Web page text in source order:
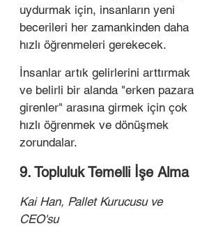
uydurmak için, insanların yeni
becerileri her zamankinden daha
hızlı öğrenmeleri gerekecek.
İnsanlar artık gelirlerini arttırmak
ve belirli bir alanda "erken pazara
girenler" arasına girmek için çok
hızlı öğrenmek ve dönüşmek
zorundalar.
9. Topluluk Temelli İşe Alma
Kai Han, Pallet Kurucusu ve
CEO'su